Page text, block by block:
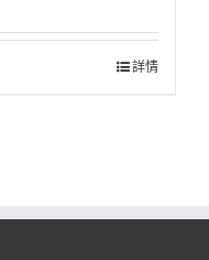
詳情